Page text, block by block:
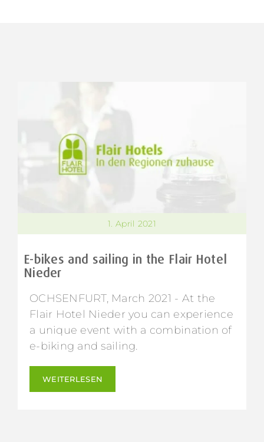
1. April 2021
E-bikes and sailing in the Flair Hotel
Nieder
OCHSENFURT, March 2021 - At the
Flair Hotel Nieder you can experience
a unique event with a combination of
e-biking and sailing.
WEITERLESEN